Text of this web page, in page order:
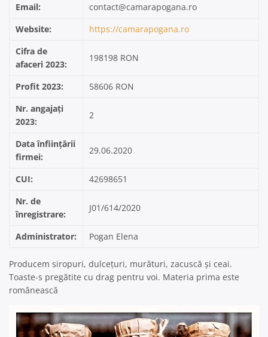
Email:
contact@camarapogana.ro
Website:
https://camarapogana.ro
Cifra de
afaceri 2023:
198198 RON
Profit 2023:
58606 RON
Nr. angajați
2023:
2
Data înființării
firmei:
29.06.2020
CUI:
42698651
Nr. de
înregistrare:
J01/614/2020
Administrator: Pogan Elena
Producem siropuri, dulcețuri, murături, zacuscă și ceai.
Toaste-s pregătite cu drag pentru voi. Materia prima este
românească